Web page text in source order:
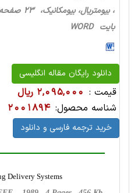
بایت WORD
دانلود رایگان مقاله انگلیسی
قیمت : 2,095,000 ریال
شناسه محصول: 2001894
خرید ترجمه فارسی و دانلود
Delivery Systems